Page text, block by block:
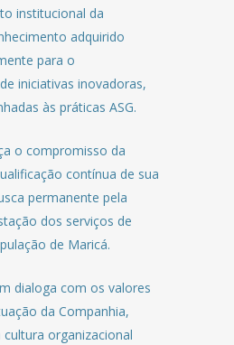
institucional da
adquirido
para o
iniciativas inovadoras,
às práticas ASG.
o compromisso da
contínua de sua
permanente pela
dos serviços de
de Maricá.
dialoga com os valores
da Companhia,
organizacional